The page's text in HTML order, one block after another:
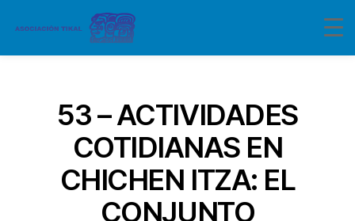
53 – ACTIVIDADES
COTIDIANAS EN
CHICHEN ITZA: EL
CONJUNTO